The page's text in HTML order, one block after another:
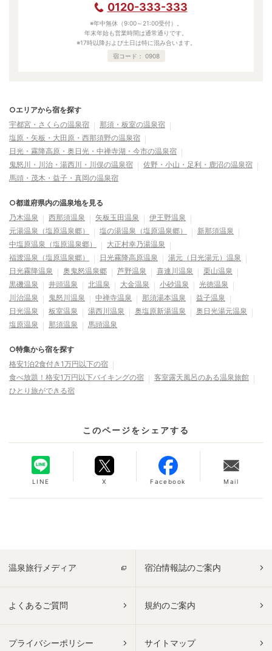
0120-333-333
※年中無休（9:00～21:00受付）。
年末年始も営業時間は通常通りです。
※17時以降および土日は特に混み合います。
宿コード： 0908
○エリアから宿を探す
宇都宮・さくらの温泉宿
那須・板室の温泉宿
塩原・矢板・大田原・西那須野の温泉宿
日光・霧降高原・奥日光・中禅寺湖・今市の温泉宿
鬼怒川・川治・湯西川・川俣の温泉宿
佐野・小山・足利・鹿沼の温泉宿
馬頭・茂木・益子・真岡の温泉宿
○都道府県内の温泉地を見る
乃木温泉
西那須温泉 矢板玉田温泉
伊王野温泉
元湯温泉（塩原温泉郷）
塩の湯温泉（塩原温泉郷）
新那須温泉
中塩原温泉（塩原温泉郷）
大正村幸乃湯温泉
福渡温泉（塩原温泉郷）
日光霧降高原温泉
湯元（日光湯元）温泉
日光霧降温泉
奥鬼怒温泉郷 芦野温泉 喜連川温泉
栗山温泉
黒磯温泉
井頭温泉 北温泉 大金温泉 小砂温泉
光徳温泉
川治温泉
鬼怒川温泉 中禅寺温泉 那須湯本温泉
益子温泉
日光温泉
板室温泉 湯西川温泉 奥塩原新湯温泉
奥日光湯元温泉
塩原温泉
那須温泉 馬頭温泉
○特集から宿を探す
格安1泊2食付き1万円以下の宿
食べ放題！格安1万円以下バイキングの宿
客室露天風呂のある温泉旅館
ひとり旅ができる宿
このページをシェアする
LINE X Facebook Mail
温泉旅行メディア 宿泊情報誌のご案内
よくあるご質問 規約のご案内
プライバシーポリシー サイトマップ